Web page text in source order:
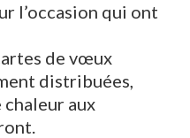
l’occasion qui ont
de vœux
distribuées,
aux